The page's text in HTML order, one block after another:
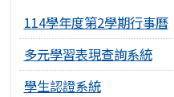
114學年度第2學期行事曆
多元學習表現查詢系統
學生認證系統